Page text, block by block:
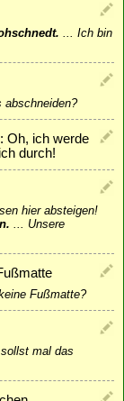
Ich bin
abschneiden?
Oh, ich werde
durch!
hier absteigen!
Unsere
Fußmatte?
mal das